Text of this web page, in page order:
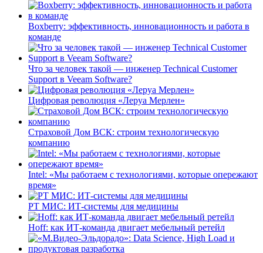
Boxberry: эффективность, инновационность и работа в
команде
Что за человек такой — инженер Technical Customer
Support в Veeam Software?
Цифровая революция «Леруа Мерлен»
Страховой Дом ВСК: строим технологическую
компанию
Intel: «Мы работаем с технологиями, которые опережают
время»
РТ МИС: ИТ-системы для медицины
Hoff: как ИТ-команда двигает мебельный ретейл